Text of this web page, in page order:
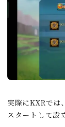
実際にKXRでは
スタートして設